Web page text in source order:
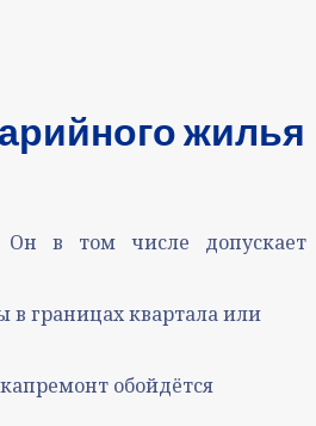
жилья
Он в том числе допускает
в границах квартала или
обойдётся